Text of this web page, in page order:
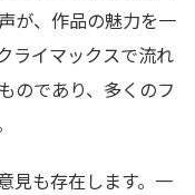
が、作品の魅力を一
ライマックスで流れ
のであり、多くのフ
見も存在します。一